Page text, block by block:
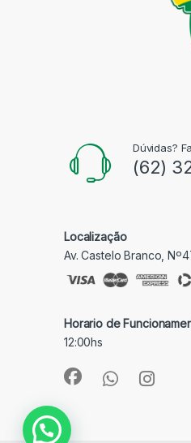
Dúvidas?
(62)
Localização
Av. Castelo Branco,
Horario de
12:00hs